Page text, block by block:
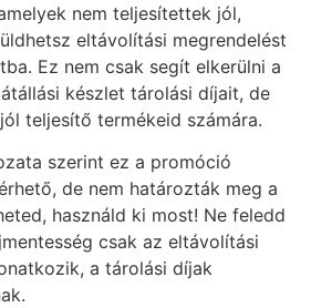
nem teljesítettek jól,
eltávolítási megrendelést
Ez nem csak segít elkerülni a
készlet tárolási díjait, de
teljesítő termékeid számára.
szerint ez a promóció
de nem határozták meg a
használd ki most! Ne feledd
csak az eltávolítási
a tárolási díjak